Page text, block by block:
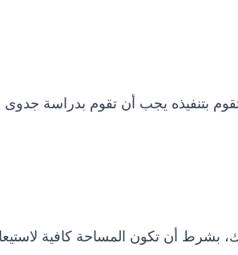
بتنفيذه يجب أن تقوم بدراسة
بشرط أن تكون المساحة كافية